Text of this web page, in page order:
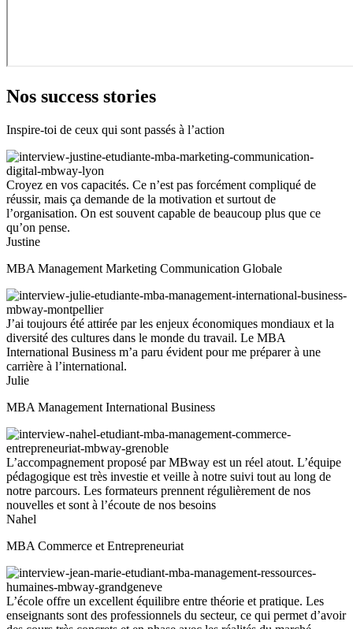
Nos success stories
Inspire-toi de ceux qui sont passés à l’action
Croyez en vos capacités. Ce n’est pas forcément compliqué de
réussir, mais ça demande de la motivation et surtout de
l’organisation. On est souvent capable de beaucoup plus que ce
qu’on pense.
Justine
MBA Management Marketing Communication Globale
J’ai toujours été attirée par les enjeux économiques mondiaux et la
diversité des cultures dans le monde du travail. Le MBA
International Business m’a paru évident pour me préparer à une
carrière à l’international.
Julie
MBA Management International Business
L’accompagnement proposé par MBway est un réel atout. L’équipe
pédagogique est très investie et veille à notre suivi tout au long de
notre parcours. Les formateurs prennent régulièrement de nos
nouvelles et sont à l’écoute de nos besoins
Nahel
MBA Commerce et Entrepreneuriat
L’école offre un excellent équilibre entre théorie et pratique. Les
enseignants sont des professionnels du secteur, ce qui permet d’avoir